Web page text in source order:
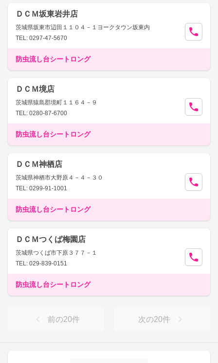
ＤＣＭ坂東岩井店
茨城県坂東市辺田１１０４－１ヨークタウン坂東内
TEL: 0297-47-5670
防虫流し台シートロング
ＤＣＭ境店
茨城県猿島郡境町１１６４－９
TEL: 0280-87-6700
防虫流し台シートロング
ＤＣＭ神栖店
茨城県神栖市大野原４－４－３０
TEL: 0299-91-1001
防虫流し台シートロング
ＤＣＭつくば梅園店
茨城県つくば市下原３７７－１
TEL: 029-839-0151
防虫流し台シートロング
前の20件 次の20件